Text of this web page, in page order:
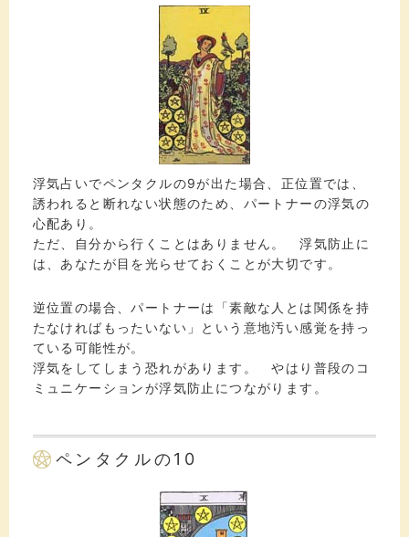
浮気占いでペンタクルの9が出た場合、正位置では、
誘われると断れない状態のため、パートナーの浮気の
心配あり。
ただ、自分から行くことはありません。 浮気防止に
は、あなたが目を光らせておくことが大切です。
逆位置の場合、パートナーは「素敵な人とは関係を持
たなければもったいない」という意地汚い感覚を持っ
ている可能性が。
浮気をしてしまう恐れがあります。 やはり普段のコ
ミュニケーションが浮気防止につながります。
ペンタクルの10